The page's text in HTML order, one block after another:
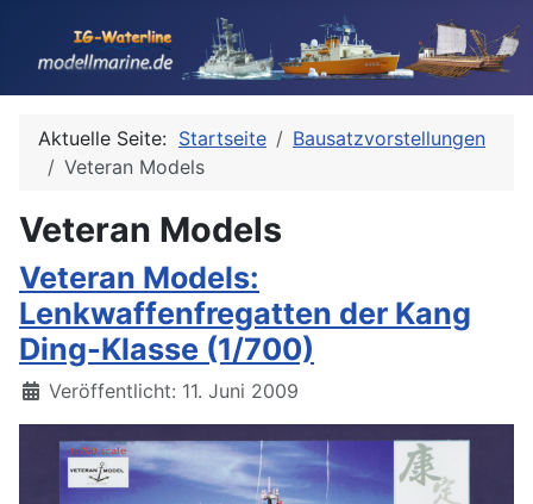
Aktuelle Seite: Startseite
Bausatzvorstellungen
Veteran Models
Veteran Models
Veteran Models:
Lenkwaffenfregatten der Kang
Ding-Klasse (1/700)
Details
Veröffentlicht: 11. Juni 2009